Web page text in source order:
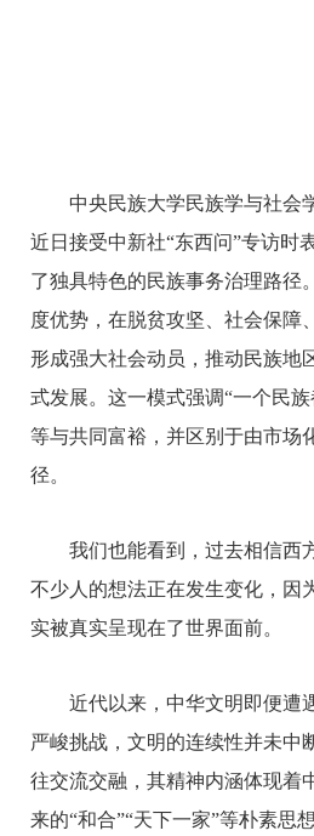
中央民族大学民族学与社会
近日接受中新社“东西问”专访时
了独具特色的民族事务治理路径
度优势，在脱贫攻坚、社会保障
形成强大社会动员，推动民族地
式发展。 这一模式强调“一个民
等与共同富裕，并区别于由市场
径。
我们也能看到，过去相信西
不少人的想法正在发生变化，因
实被真实呈现在了世界面前。
近代以来，中华文明即便遭
严峻挑战，文明的连续性并未中
往交流交融，其精神内涵体现着
来的“和合”“天下一家”等朴素思